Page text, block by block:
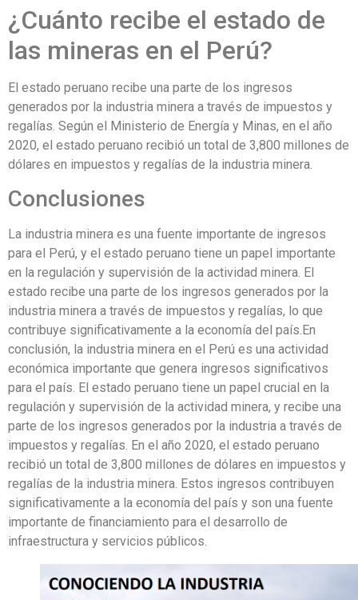
¿Cuánto recibe el estado de
las mineras en el Perú?
El estado peruano recibe una parte de los ingresos
generados por la industria minera a través de impuestos y
regalías. Según el Ministerio de Energía y Minas, en el año
2020, el estado peruano recibió un total de 3,800 millones de
dólares en impuestos y regalías de la industria minera.
Conclusiones
La industria minera es una fuente importante de ingresos
para el Perú, y el estado peruano tiene un papel importante
en la regulación y supervisión de la actividad minera. El
estado recibe una parte de los ingresos generados por la
industria minera a través de impuestos y regalías, lo que
contribuye significativamente a la economía del país.En
conclusión, la industria minera en el Perú es una actividad
económica importante que genera ingresos significativos
para el país. El estado peruano tiene un papel crucial en la
regulación y supervisión de la actividad minera, y recibe una
parte de los ingresos generados por la industria a través de
impuestos y regalías. En el año 2020, el estado peruano
recibió un total de 3,800 millones de dólares en impuestos y
regalías de la industria minera. Estos ingresos contribuyen
significativamente a la economía del país y son una fuente
importante de financiamiento para el desarrollo de
infraestructura y servicios públicos.